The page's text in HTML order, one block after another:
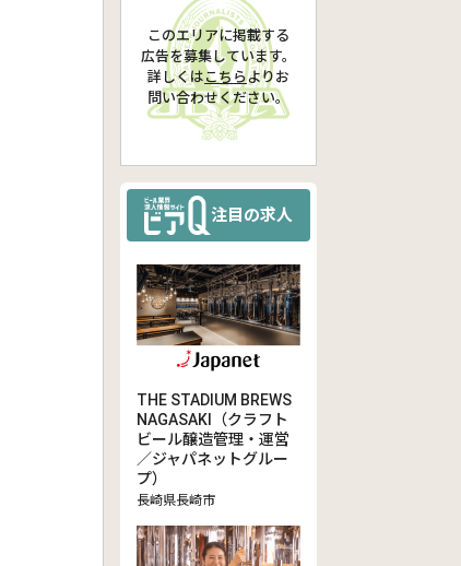
このエリアに掲載する
広告を募集しています。
詳しくは こちらより お
問い合わせください。
注目の求人
THE STADIUM BREWS
NAGASAKI（クラフト
ビール醸造管理・運営
／ジャパネットグルー
プ）
長崎県長崎市